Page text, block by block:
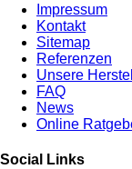
Impressum
Kontakt
Sitemap
Referenzen
Unsere
FAQ
News
Online
Social Links